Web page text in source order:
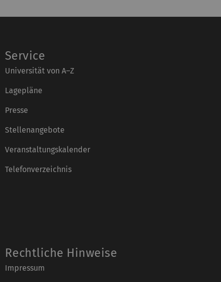
Service
Universität von A–Z
Lagepläne
Presse
Stellenangebote
Veranstaltungskalender
Telefonverzeichnis
Rechtliche Hinweise
Impressum